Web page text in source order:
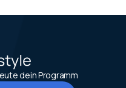
dein Programm